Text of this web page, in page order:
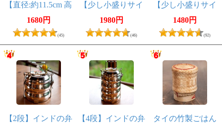
【直径:約11.5cm 高
さ:約10cm】 - 7x2
1680円
(45)
【少し小盛りサイ
ズ 直径:約10cm 高
さ:約12cm】
1980円
(46)
【少し小盛りサイ
ズ】 - 6x2
1480円
(92)
【2段】インドの弁
【4段】インドの弁
タイの竹製ごはん